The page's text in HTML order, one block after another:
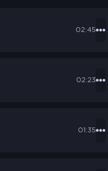
02:45
02:23
01:35